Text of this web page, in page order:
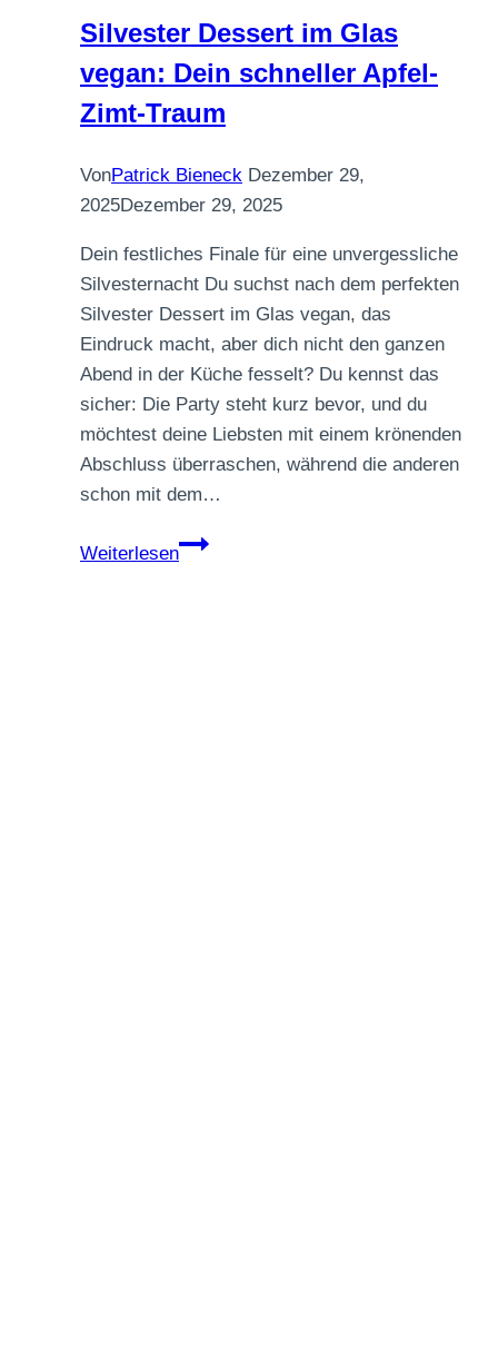
Silvester Dessert im Glas
vegan: Dein schneller Apfel-
Zimt-Traum
VonPatrick Bieneck Dezember 29,
2025Dezember 29, 2025
Dein festliches Finale für eine unvergessliche
Silvesternacht Du suchst nach dem perfekten
Silvester Dessert im Glas vegan, das
Eindruck macht, aber dich nicht den ganzen
Abend in der Küche fesselt? Du kennst das
sicher: Die Party steht kurz bevor, und du
möchtest deine Liebsten mit einem krönenden
Abschluss überraschen, während die anderen
schon mit dem…
Weiterlesen
Silvester